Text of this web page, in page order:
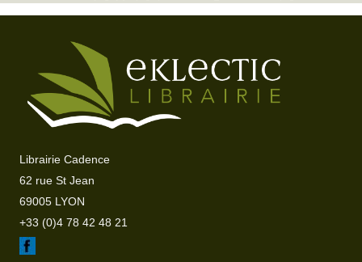
Librairie Cadence
62 rue St Jean
69005 LYON
+33 (0)4 78 42 48 21